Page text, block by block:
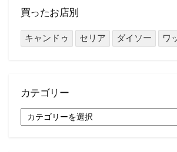
買ったお店別
キャンドゥ セリア ダイソー ワ
カテゴリー
テ